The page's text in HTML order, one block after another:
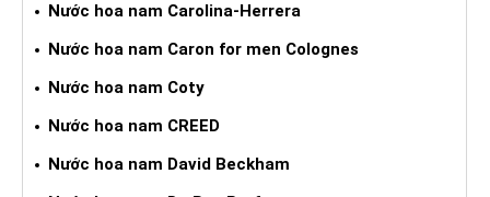
Nước hoa nam Carolina-Herrera
Nước hoa nam Caron for men Colognes
Nước hoa nam Coty
Nước hoa nam CREED
Nước hoa nam David Beckham